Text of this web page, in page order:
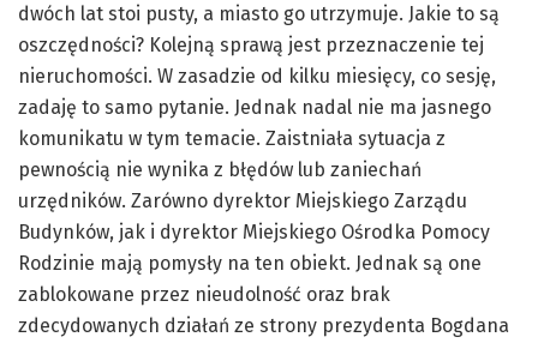
dwóch lat stoi pusty, a miasto go utrzymuje. Jakie to są
oszczędności? Kolejną sprawą jest przeznaczenie tej
nieruchomości. W zasadzie od kilku miesięcy, co sesję,
zadaję to samo pytanie. Jednak nadal nie ma jasnego
komunikatu w tym temacie. Zaistniała sytuacja z
pewnością nie wynika z błędów lub zaniechań
urzędników. Zarówno dyrektor Miejskiego Zarządu
Budynków, jak i dyrektor Miejskiego Ośrodka Pomocy
Rodzinie mają pomysły na ten obiekt. Jednak są one
zablokowane przez nieudolność oraz brak
zdecydowanych działań ze strony prezydenta Bogdana